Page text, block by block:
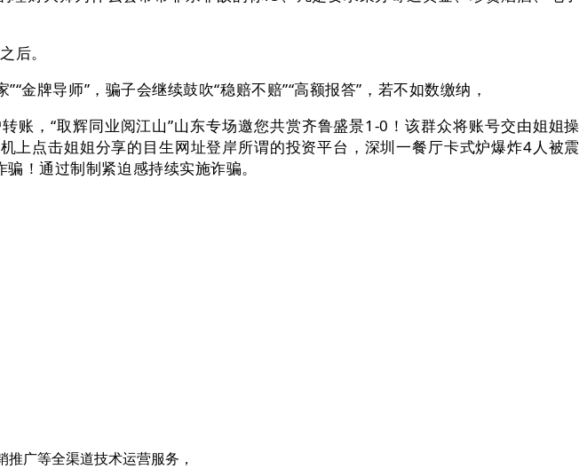
后。
牌导师”，骗子会继续鼓吹“稳赔不赔”“高额报答”，若不如数缴纳，
，“取辉同业阅江山”山东专场邀您共赏齐鲁盛景1-0！该群众将账号交由姐姐操
点击姐姐分享的目生网址登岸所谓的投资平台，深圳一餐厅卡式炉爆炸4人被震
！通过制制紧迫感持续实施诈骗。
广等全渠道技术运营服务，